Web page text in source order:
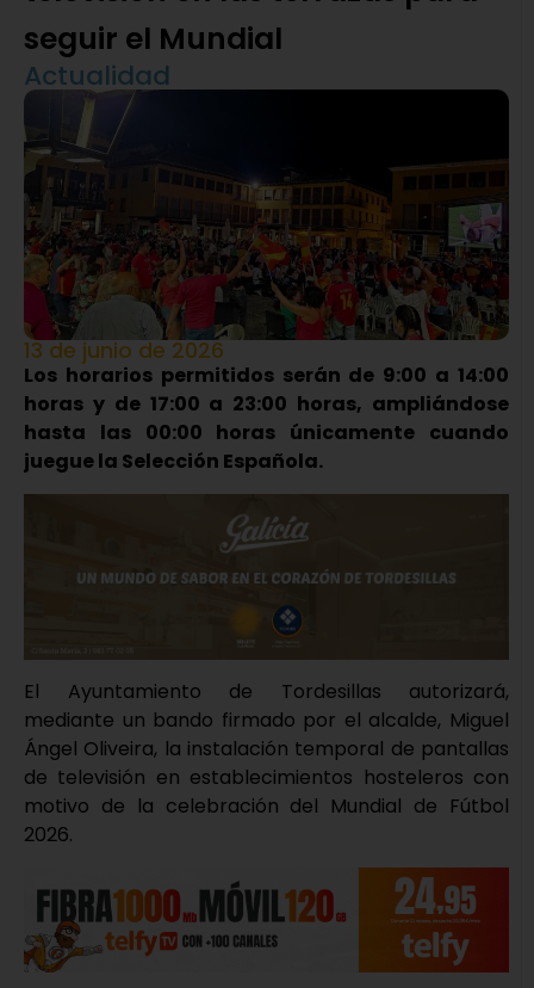
seguir el Mundial
Actualidad
13 de junio de 2026
Los horarios permitidos serán de 9:00 a 14:00
horas y de 17:00 a 23:00 horas, ampliándose
hasta las 00:00 horas únicamente cuando
juegue la Selección Española.
El Ayuntamiento de Tordesillas autorizará,
mediante un bando firmado por el alcalde, Miguel
Ángel Oliveira, la instalación temporal de pantallas
de televisión en establecimientos hosteleros con
motivo de la celebración del Mundial de Fútbol
2026.